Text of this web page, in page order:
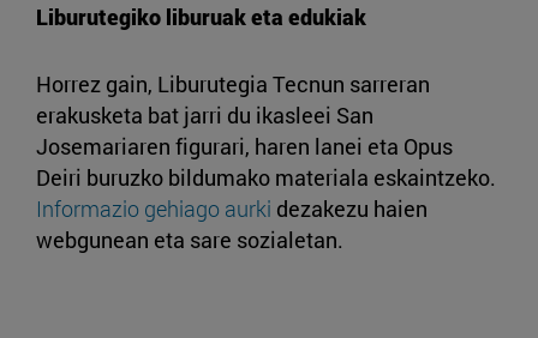
Liburutegiko liburuak eta edukiak
Horrez gain, Liburutegia Tecnun sarreran
erakusketa bat jarri du ikasleei San
Josemariaren figurari, haren lanei eta Opus
Deiri buruzko bildumako materiala eskaintzeko.
Informazio gehiago aurki dezakezu haien
webgunean eta sare sozialetan.